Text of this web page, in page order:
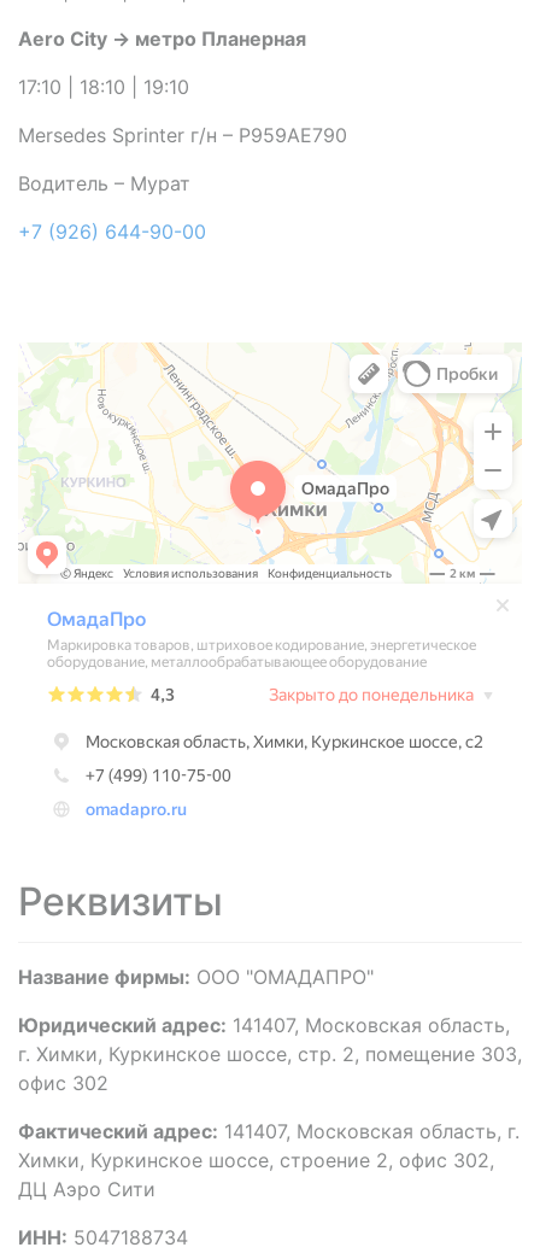
Aero City → метро Планерная
17:10 | 18:10 | 19:10
Mersedes Sprinter г/н – Р959АЕ790
Водитель – Мурат
+7 (926) 644-90-00
Реквизиты
Название фирмы: ООО "ОМАДАПРО"
Юридический адрес: 141407, Московская область,
г. Химки, Куркинское шоссе, стр. 2, помещение 303,
офис 302
Фактический адрес: 141407, Московская область, г.
Химки, Куркинское шоссе, строение 2, офис 302,
ДЦ Аэро Сити
ИНН: 5047188734